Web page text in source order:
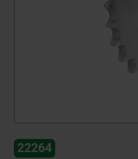
22264